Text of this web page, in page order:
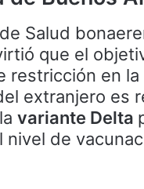
Salud
que el
restricción en la
extranjero es
variante Delta
nivel de